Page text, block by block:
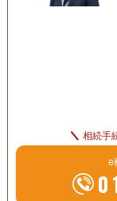
相続手
e